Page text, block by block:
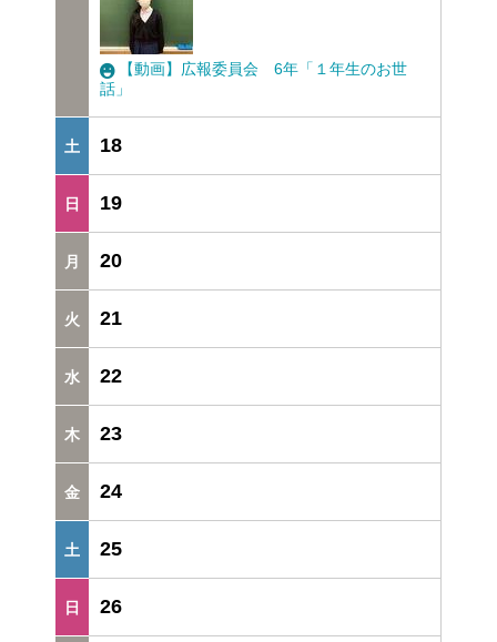
【動画】広報委員会 6年「１年生のお世
話」
18
19
20
21
22
23
24
25
26